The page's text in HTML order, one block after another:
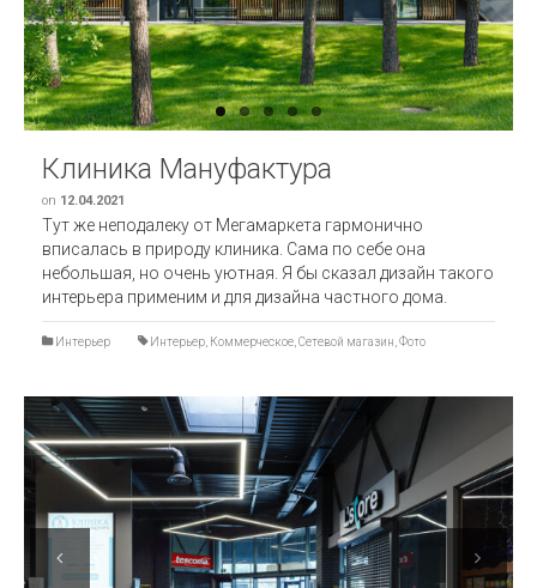
Previous Next
Клиника Мануфактура
on 12.04.2021
Тут же неподалеку от Мегамаркета гармонично
вписалась в природу клиника. Сама по себе она
небольшая, но очень уютная. Я бы сказал дизайн такого
интерьера применим и для дизайна частного дома.
Интерьер Интерьер Коммерческое Сетевой магазин Фото